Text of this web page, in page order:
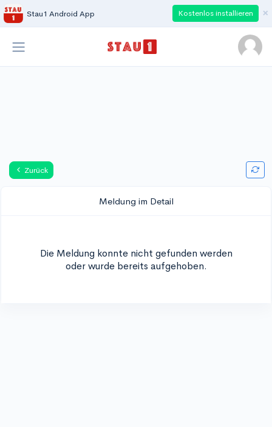
Stau1 Android App Kostenlos installieren ×
Zurück
Meldung im Detail
Die Meldung konnte nicht gefunden werden
oder wurde bereits aufgehoben.